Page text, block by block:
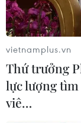
nhất trí về việc
nhân.
vietnamplus.vn
Thứ trưởng
lực lượng
viê…